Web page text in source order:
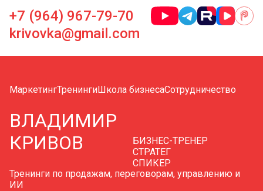
+7 (964) 967-79-70
krivovka@gmail.com
МаркетингТренингиШкола бизнесаСотрудничество
ВЛАДИМИР
КРИВОВ
БИЗНЕС-ТРЕНЕР
СТРАТЕГ
СПИКЕР
Тренинги по продажам, переговорам, управлению и
ИИ